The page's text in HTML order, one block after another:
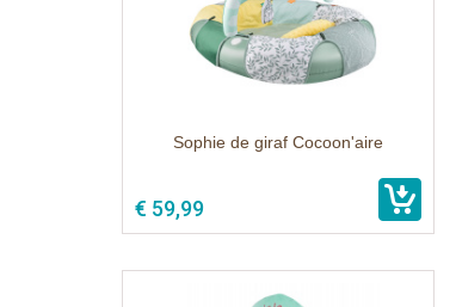
Sophie de giraf Cocoon'aire
€ 59,99